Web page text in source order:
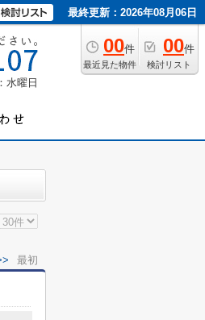
最終更新：2026年08月06日
00件
最近見た物件
00件
検討リスト
水曜日
最初